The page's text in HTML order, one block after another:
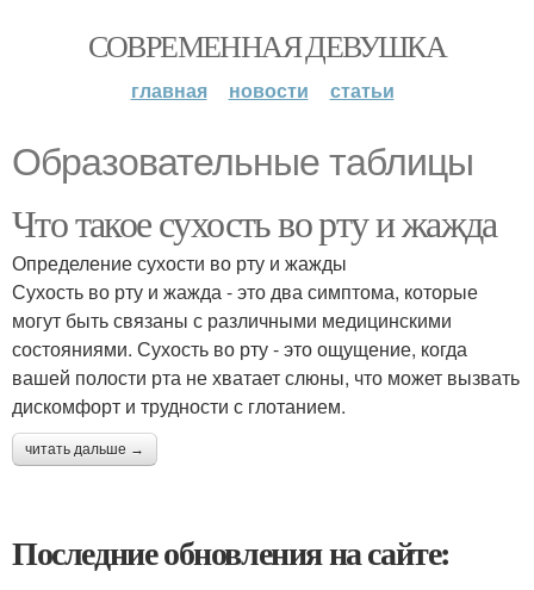
СОВРЕМЕННАЯ ДЕВУШКА
главная новости статьи
Образовательные таблицы
Что такое сухость во рту и жажда
Определение сухости во рту и жажды
Сухость во рту и жажда - это два симптома, которые
могут быть связаны с различными медицинскими
состояниями. Сухость во рту - это ощущение, когда
вашей полости рта не хватает слюны, что может вызвать
дискомфорт и трудности с глотанием.
читать дальше →
Последние обновления на сайте: